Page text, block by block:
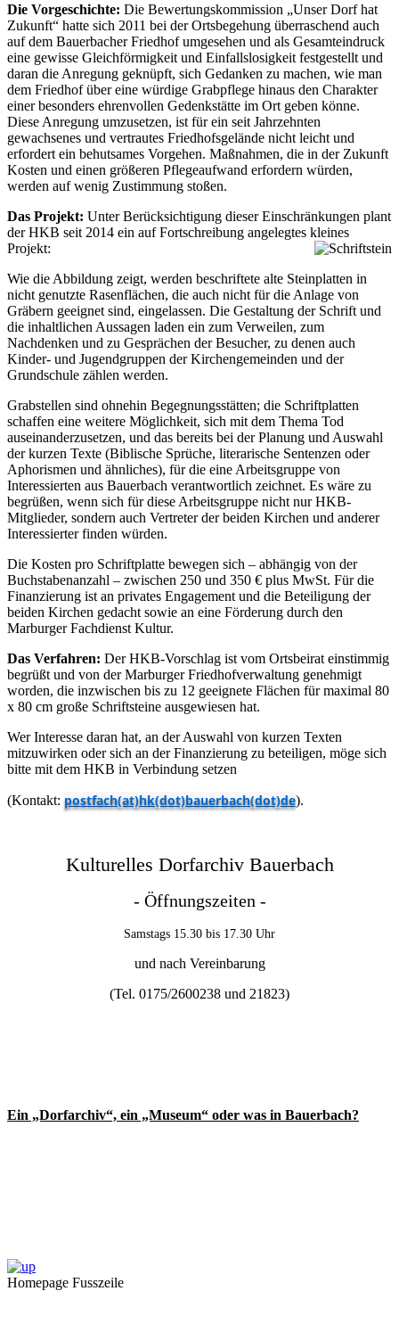
Die Vorgeschichte: Die Bewertungskommission „Unser Dorf hat
Zukunft“ hatte sich 2011 bei der Ortsbegehung überraschend auch
auf dem Bauerbacher Friedhof umgesehen und als Gesamteindruck
eine gewisse Gleichförmigkeit und Einfallslosigkeit festgestellt und
daran die Anregung geknüpft, sich Gedanken zu machen, wie man
dem Friedhof über eine würdige Grabpflege hinaus den Charakter
einer besonders ehrenvollen Gedenkstätte im Ort geben könne.
Diese Anregung umzusetzen, ist für ein seit Jahrzehnten
gewachsenes und vertrautes Friedhofsgelände nicht leicht und
erfordert ein behutsames Vorgehen. Maßnahmen, die in der Zukunft
Kosten und einen größeren Pflegeaufwand erfordern würden,
werden auf wenig Zustimmung stoßen.
Das Projekt: Unter Berücksichtigung dieser Einschränkungen plant
der HKB seit 2014 ein auf Fortschreibung angelegtes kleines
Projekt:
Wie die Abbildung zeigt, werden beschriftete alte Steinplatten in
nicht genutzte Rasenflächen, die auch nicht für die Anlage von
Gräbern geeignet sind, eingelassen. Die Gestaltung der Schrift und
die inhaltlichen Aussagen laden ein zum Verweilen, zum
Nachdenken und zu Gesprächen der Besucher, zu denen auch
Kinder- und Jugendgruppen der Kirchengemeinden und der
Grundschule zählen werden.
Grabstellen sind ohnehin Begegnungsstätten; die Schriftplatten
schaffen eine weitere Möglichkeit, sich mit dem Thema Tod
auseinanderzusetzen, und das bereits bei der Planung und Auswahl
der kurzen Texte (Biblische Sprüche, literarische Sentenzen oder
Aphorismen und ähnliches), für die eine Arbeitsgruppe von
Interessierten aus Bauerbach verantwortlich zeichnet. Es wäre zu
begrüßen, wenn sich für diese Arbeitsgruppe nicht nur HKB-
Mitglieder, sondern auch Vertreter der beiden Kirchen und anderer
Interessierter finden würden.
Die Kosten pro Schriftplatte bewegen sich – abhängig von der
Buchstabenanzahl – zwischen 250 und 350 € plus MwSt. Für die
Finanzierung ist an privates Engagement und die Beteiligung der
beiden Kirchen gedacht sowie an eine Förderung durch den
Marburger Fachdienst Kultur.
Das Verfahren: Der HKB-Vorschlag ist vom Ortsbeirat einstimmig
begrüßt und von der Marburger Friedhofverwaltung genehmigt
worden, die inzwischen bis zu 12 geeignete Flächen für maximal 80
x 80 cm große Schriftsteine ausgewiesen hat.
Wer Interesse daran hat, an der Auswahl von kurzen Texten
mitzuwirken oder sich an der Finanzierung zu beteiligen, möge sich
bitte mit dem HKB in Verbindung setzen
(Kontakt: postfach(at)hk(dot)bauerbach(dot)de).
Kulturelles Dorfarchiv Bauerbach
- Öffnungszeiten -
Samstags 15.30 bis 17.30 Uhr
und nach Vereinbarung
(Tel. 0175/2600238 und 21823)
Ein „Dorfarchiv“, ein „Museum“ oder was in Bauerbach?
Homepage Fusszeile